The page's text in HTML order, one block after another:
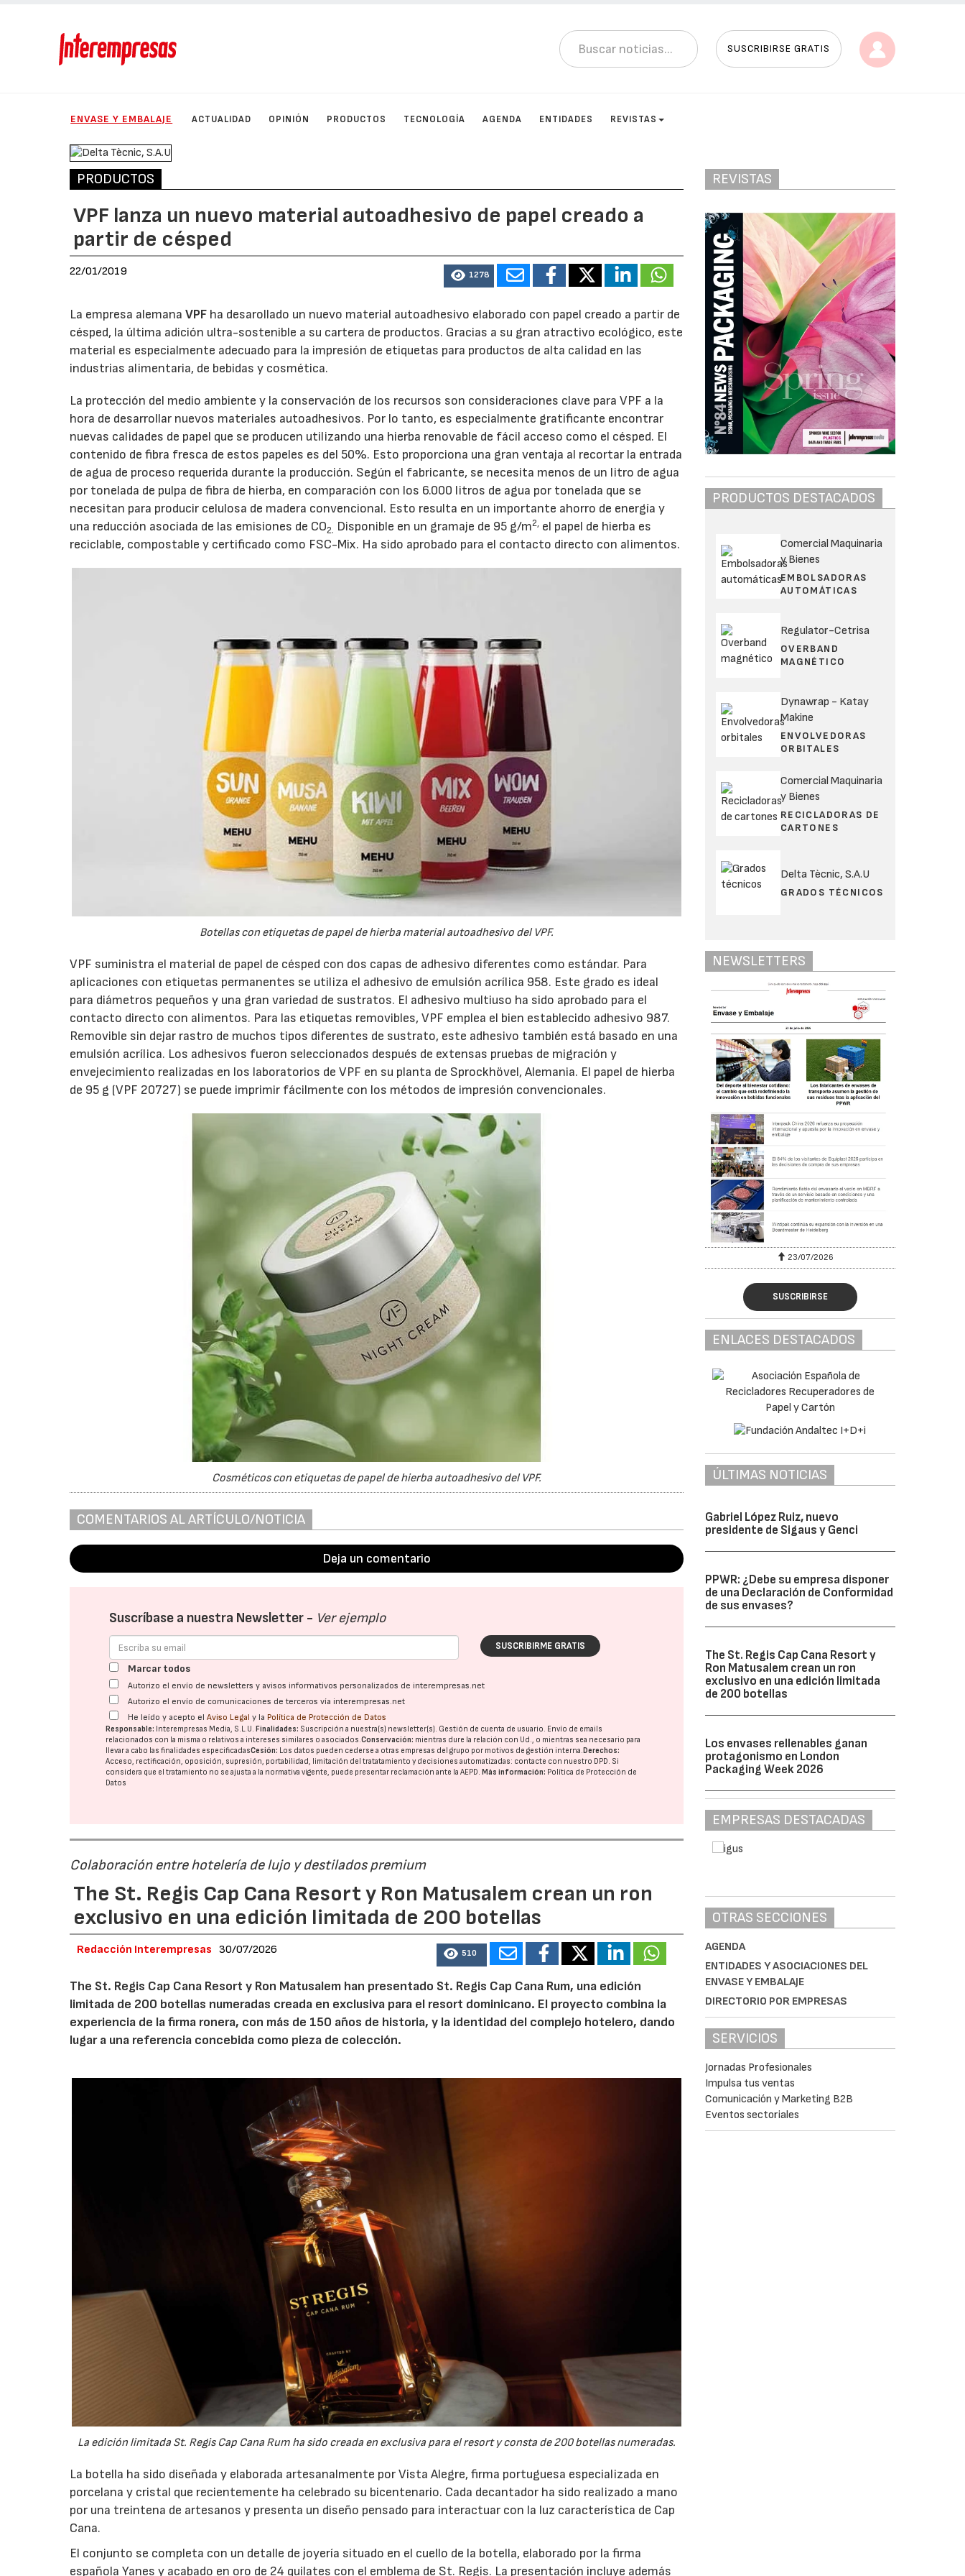
SUSCRIBIRSE GRATIS
ENVASE Y EMBALAJE ACTUALIDAD OPINIÓN PRODUCTOS TECNOLOGÍA AGENDA ENTIDADES REVISTAS
PRODUCTOS
VPF lanza un nuevo material autoadhesivo de papel creado a
partir de césped
22/01/2019 1278
La empresa alemanaVPF ha desarollado un nuevo material autoadhesivo elaborado con papel creado a partir de
césped, la última adición ultra-sostenible a su cartera de productos. Gracias a su gran atractivo ecológico, este
material es especialmente adecuado para la impresión de etiquetas para productos de alta calidad en las
industrias alimentaria, de bebidas y cosmética.
La protección del medio ambiente y la conservación de los recursos son consideraciones clave para VPF a la
hora de desarrollar nuevos materiales autoadhesivos. Por lo tanto, es especialmente gratificante encontrar
nuevas calidades de papel que se producen utilizando una hierba renovable de fácil acceso como el césped. El
contenido de fibra fresca de estos papeles es del 50%. Esto proporciona una gran ventaja al recortar la entrada
de agua de proceso requerida durante la producción. Según el fabricante, se necesita menos de un litro de agua
por tonelada de pulpa de fibra de hierba, en comparación con los 6.000 litros de agua por tonelada que se
necesitan para producir celulosa de madera convencional. Esto resulta en un importante ahorro de energía y
una reducción asociada de las emisiones de CO2. Disponible en un gramaje de 95 g/m2, el papel de hierba es
reciclable, compostable y certificado como FSC-Mix. Ha sido aprobado para el contacto directo con alimentos.
Botellas con etiquetas de papel de hierba material autoadhesivo del VPF.
VPF suministra el material de papel de césped con dos capas de adhesivo diferentes como estándar. Para
aplicaciones con etiquetas permanentes se utiliza el adhesivo de emulsión acrílica 958. Este grado es ideal
para diámetros pequeños y una gran variedad de sustratos. El adhesivo multiuso ha sido aprobado para el
contacto directo con alimentos. Para las etiquetas removibles, VPF emplea el bien establecido adhesivo 987.
Removible sin dejar rastro de muchos tipos diferentes de sustrato, este adhesivo también está basado en una
emulsión acrílica. Los adhesivos fueron seleccionados después de extensas pruebas de migración y
envejecimiento realizadas en los laboratorios de VPF en su planta de Sprockhövel, Alemania. El papel de hierba
de 95 g (VPF 20727) se puede imprimir fácilmente con los métodos de impresión convencionales.
Cosméticos con etiquetas de papel de hierba autoadhesivo del VPF.
COMENTARIOS AL ARTÍCULO/NOTICIA
Deja un comentario
Suscríbase a nuestra Newsletter - Ver ejemplo
SUSCRIBIRME GRATIS
Marcar todos
Autorizo el envío de newsletters y avisos informativos personalizados de interempresas.net
Autorizo el envío de comunicaciones de terceros vía interempresas.net
He leído y acepto elAviso Legal y la Política de Protección de Datos
Responsable: Interempresas Media, S.L.U. Finalidades: Suscripción a nuestra(s) newsletter(s). Gestión de cuenta de usuario. Envío de emails
relacionados con la misma o relativos a intereses similares o asociados.Conservación: mientras dure la relación con Ud., o mientras sea necesario para
llevar a cabo las finalidades especificadasCesión: Los datos pueden cederse a otras empresas del grupo por motivos de gestión interna. Derechos:
Acceso, rectificación, oposición, supresión, portabilidad, limitación del tratatamiento y decisiones automatizadas: contacte con nuestro DPD. Si
considera que el tratamiento no se ajusta a la normativa vigente, puede presentar reclamación ante laAEPD. Más información: Política de Protección de
Datos
Colaboración entre hotelería de lujo y destilados premium
The St. Regis Cap Cana Resort y Ron Matusalem crean un ron
exclusivo en una edición limitada de 200 botellas
Redacción Interempresas 30/07/2026 510
The St. Regis Cap Cana Resort y Ron Matusalem han presentado St. Regis Cap Cana Rum, una edición
limitada de 200 botellas numeradas creada en exclusiva para el resort dominicano. El proyecto combina la
experiencia de la firma ronera, con más de 150 años de historia, y la identidad del complejo hotelero, dando
lugar a una referencia concebida como pieza de colección.
La edición limitada St. Regis Cap Cana Rum ha sido creada en exclusiva para el resort y consta de 200 botellas numeradas.
La botella ha sido diseñada y elaborada artesanalmente por Vista Alegre, firma portuguesa especializada en
porcelana y cristal que recientemente ha celebrado su bicentenario. Cada decantador ha sido realizado a mano
por una treintena de artesanos y presenta un diseño pensado para interactuar con la luz característica de Cap
Cana.
El conjunto se completa con un detalle de joyería situado en el cuello de la botella, elaborado por la firma
española Yanes y acabado en oro de 24 quilates con el emblema de St. Regis. La presentación incluye además
REVISTAS
PRODUCTOS DESTACADOS
Comercial Maquinaria
y Bienes
EMBOLSADORAS
AUTOMÁTICAS
Regulator-Cetrisa
OVERBAND
MAGNÉTICO
Dynawrap - Katay
Makine
ENVOLVEDORAS
ORBITALES
Comercial Maquinaria
y Bienes
RECICLADORAS DE
CARTONES
Delta Tècnic, S.A.U
GRADOS TÉCNICOS
NEWSLETTERS
23/07/2026 23/07/2026
SUSCRIBIRSE
ENLACES DESTACADOS
ÚLTIMAS NOTICIAS
Gabriel López Ruiz, nuevo
presidente de Sigaus y Genci
PPWR: ¿Debe su empresa disponer
de una Declaración de Conformidad
de sus envases?
The St. Regis Cap Cana Resort y
Ron Matusalem crean un ron
exclusivo en una edición limitada
de 200 botellas
Los envases rellenables ganan
protagonismo en London
Packaging Week 2026
EMPRESAS DESTACADAS
OTRAS SECCIONES
AGENDA
ENTIDADES Y ASOCIACIONES DEL
ENVASE Y EMBALAJE
DIRECTORIO POR EMPRESAS
SERVICIOS
Jornadas Profesionales
Impulsa tus ventas
Comunicación y Marketing B2B
Eventos sectoriales